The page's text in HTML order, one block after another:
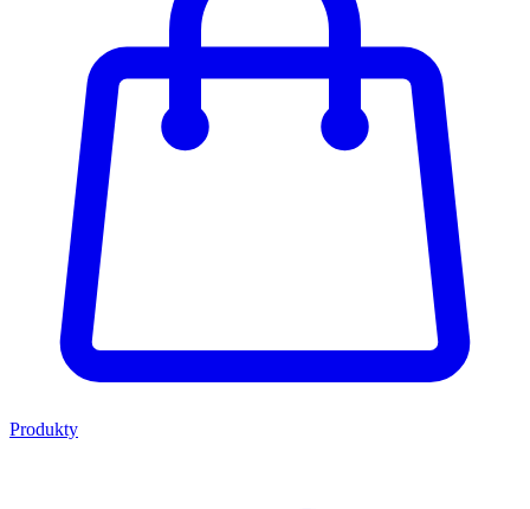
Produkty